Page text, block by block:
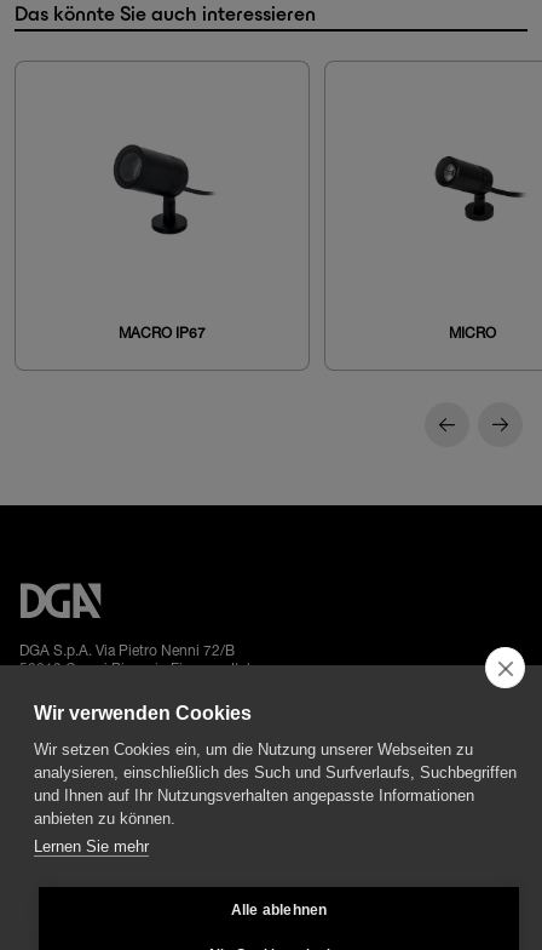
Das könnte Sie auch interessieren
MACRO IP67 MICRO
DGA S.p.A. Via Pietro Nenni 72/B
50013 Campi Bisenzio Firenze - Italy
All rights reserved - VAT No. 02237280488 - REA: FI496272 - Share capital: €
Wir verwenden Cookies
Wir setzen Cookies ein, um die Nutzung unserer Webseiten zu
analysieren, einschließlich des Such und Surfverlaufs, Suchbegriffen
und Ihnen auf Ihr Nutzungsverhalten angepasste Informationen
anbieten zu können.
Lernen Sie mehr
Alle ablehnen